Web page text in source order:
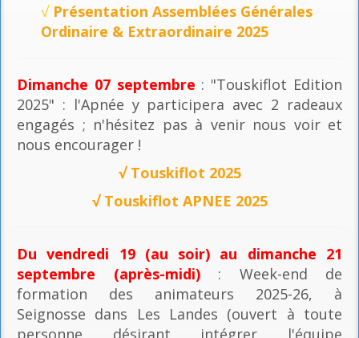
√ Présentation Assemblées Générales
Ordinaire & Extraordinaire 2025
Dimanche 07 septembre : "Touskiflot Edition
2025" : l'Apnée y participera avec 2 radeaux
engagés ; n'hésitez pas à venir nous voir et
nous encourager !
√ Touskiflot 2025
√ Touskiflot APNEE 2025
Du vendredi 19 (au soir) au dimanche 21
septembre (après-midi): Week-end de
formation des animateurs 2025-26, à
Seignosse dans Les Landes (ouvert à toute
personne désirant intégrer l'équipe